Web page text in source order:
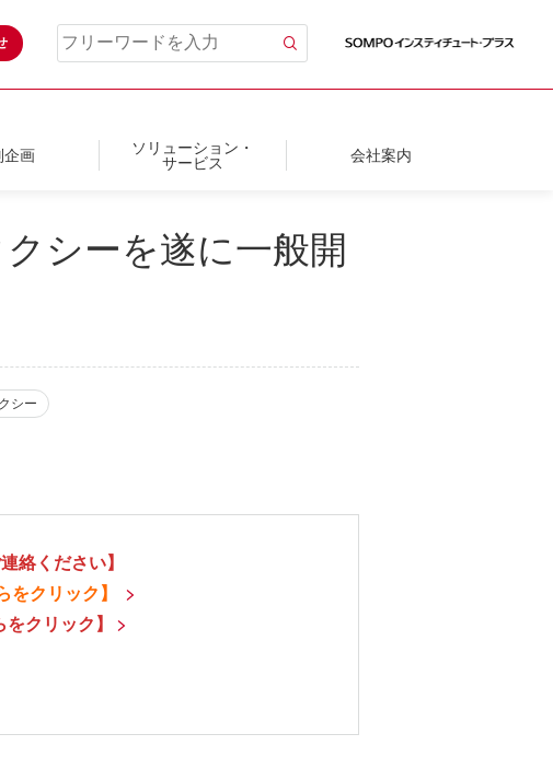
企画
ソリューション・
サービス
会社案内
シーを遂に一般開
シー
絡ください】
をクリック】
をクリック】